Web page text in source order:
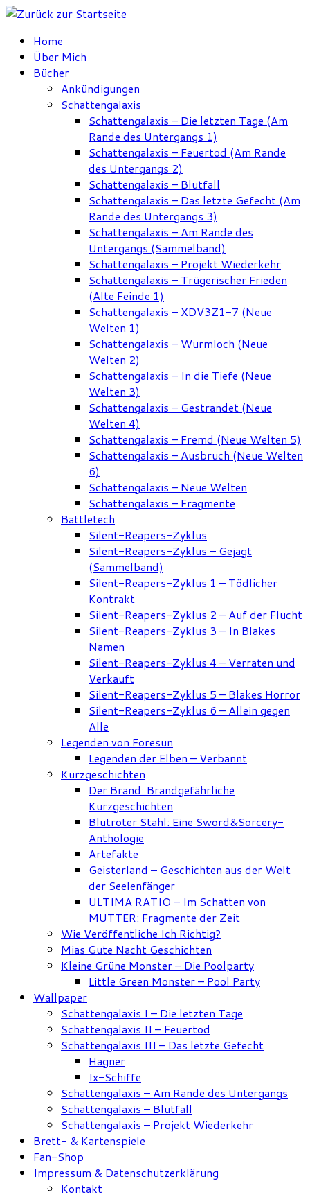
Zum
springenHome
Über Mich
Bücher
Ankündigungen
Schattengalaxis
Schattengalaxis – Die letzten Tage (Am
Rande des Untergangs 1)
Schattengalaxis – Feuertod (Am Rande
des Untergangs 2)
Schattengalaxis – Blutfall
Schattengalaxis – Das letzte Gefecht (Am
Rande des Untergangs 3)
Schattengalaxis – Am Rande des
Untergangs (Sammelband)
Schattengalaxis – Projekt Wiederkehr
Schattengalaxis – Trügerischer Frieden
(Alte Feinde 1)
Schattengalaxis – XDV3Z1-7 (Neue
Welten 1)
Schattengalaxis – Wurmloch (Neue
Welten 2)
Schattengalaxis – In die Tiefe (Neue
Welten 3)
Schattengalaxis – Gestrandet (Neue
Welten 4)
Schattengalaxis – Fremd (Neue Welten 5)
Schattengalaxis – Ausbruch (Neue Welten
6)
Schattengalaxis – Neue Welten
Schattengalaxis – Fragmente
Battletech
Silent-Reapers-Zyklus
Silent-Reapers-Zyklus – Gejagt
(Sammelband)
Silent-Reapers-Zyklus 1 – Tödlicher
Kontrakt
Silent-Reapers-Zyklus 2 – Auf der Flucht
Silent-Reapers-Zyklus 3 – In Blakes
Namen
Silent-Reapers-Zyklus 4 – Verraten und
Verkauft
Silent-Reapers-Zyklus 5 – Blakes Horror
Silent-Reapers-Zyklus 6 – Allein gegen
Alle
Legenden von Foresun
Legenden der Elben – Verbannt
Kurzgeschichten
Der Brand: Brandgefährliche
Kurzgeschichten
Blutroter Stahl: Eine Sword&Sorcery-
Anthologie
Artefakte
Geisterland – Geschichten aus der Welt
der Seelenfänger
ULTIMA RATIO – Im Schatten von
MUTTER: Fragmente der Zeit
Wie Veröffentliche Ich Richtig?
Mias Gute Nacht Geschichten
Kleine Grüne Monster – Die Poolparty
Little Green Monster – Pool Party
Wallpaper
Schattengalaxis I – Die letzten Tage
Schattengalaxis II – Feuertod
Schattengalaxis III – Das letzte Gefecht
Hagner
Ix-Schiffe
Schattengalaxis – Am Rande des Untergangs
Schattengalaxis – Blutfall
Schattengalaxis – Projekt Wiederkehr
Brett- & Kartenspiele
Fan-Shop
Impressum & Datenschutzerklärung
Kontakt